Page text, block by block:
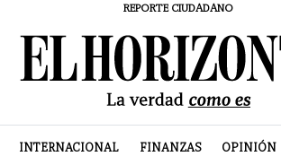
REPORTE CIUDADANO
INTERNACIONAL FINANZAS OPINIÓN